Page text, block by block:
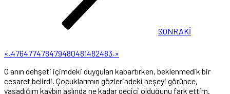
SONRAKİ
« <476477478479480481482483>»
O anın dehşeti içimdeki duyguları kabartırken, beklenmedik bir
cesaret belirdi. Çocuklarımın gözlerindeki neşeyi görünce,
yaşadığım kaybın aslında ne kadar geçici olduğunu fark ettim.